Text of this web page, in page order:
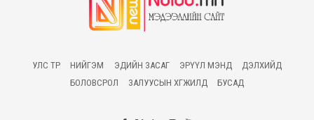
УЛС ТӨР НИЙГЭМ ЭДИЙН ЗАСАГ ЭРҮҮЛ МЭНД
ДЭЛХИЙД
БОЛОВСРОЛ
ЗАЛУУСЫН ХӨГЖИЛД БУСАД